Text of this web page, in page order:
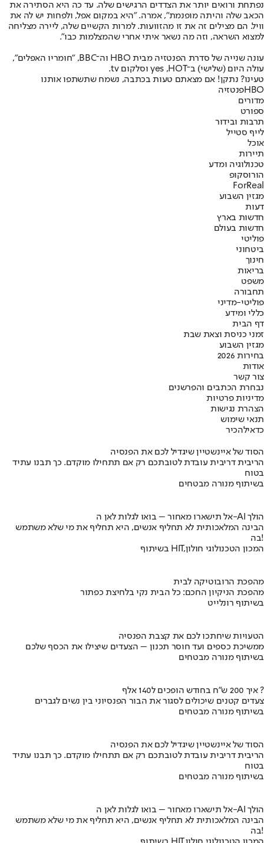
נפתחת ורואים יותר את הצדדים הרגישים שלה. עד כה היא הסתירה את
הכאב שלה והיתה מופנמת", אמרה. "היא במקום אפל, ולפחות יש לה את
וויל. הם מצילים זה את זו מהזוועות. למרות הקשיים שלה, ליירה מצליחה
למצוא השראה, וזה מה נשאר איתי אחרי שהמצלמות כבו".
עונה שנייה של סדרת הפנטזיה מבית HBO וה־BBC, "חומריו האפלים",
עולה היום (שלישי) ב־yes ,HOT וסלקום tv.
טעינו? נתקן! אם מצאתם טעות בכתבה, נשמח שתשתפו אותנו
HBOפנטזיה
מדורים
ספורט
תרבות ובידור
לייף סטייל
אוכל
תיירות
טכנולוגיה ומדע
הורוסקופ
ForReal
מגזין השבוע
דעות
חדשות בארץ
חדשות בעולם
פוליטי
ביטחוני
חינוך
בריאות
משפט
תחבורה
פוליטי-מדיני
כללי ומידע
דף הבית
זמני כניסת וצאת שבת
מגזין השבוע
בחירות 2026
אודות
צור קשר
נבחרת הכתבים והפרשנים
מדיניות פרטיות
הצהרת נגישות
תנאי שימוש
כדאילהכיר
הסוד של איינשטיין שיגדיל לכם את הפנסיה
הריבית דריבית עובדת לטובתכם רק אם תתחילו מוקדם. כך תבנו עתיד
בטוח
בשיתוף מנורה מבטחים
אל תישארו מאחור – בואו לגלות לאן ה-AI הולך
הבינה המלאכותית לא תחליף אנשים, היא תחליף את מי שלא משתמש
בה!
בשיתוף HIT,המכון הטכנולוגי חולון
מהפכת הרובוטיקה לבית
מהפכת הניקיון החכם: כל הבית נקי בלחיצת כפתור
בשיתוף רונלייט
הטעויות שיחתכו לכם את קצבת הפנסיה
ממשיכת כספים ועד חוסר תכנון – הצעדים שיצילו את הכסף שלכם
בשיתוף מנורה מבטחים
איך 200 ש"ח בחודש הופכים ל140 אלף ?
צעדים קטנים שיכולים לסגור את הבור הפנסיוני בין נשים לגברים
בשיתוף מנורה מבטחים
הסוד של איינשטיין שיגדיל לכם את הפנסיה
הריבית דריבית עובדת לטובתכם רק אם תתחילו מוקדם. כך תבנו עתיד
בטוח
בשיתוף מנורה מבטחים
אל תישארו מאחור – בואו לגלות לאן ה-AI הולך
הבינה המלאכותית לא תחליף אנשים, היא תחליף את מי שלא משתמש
בה!